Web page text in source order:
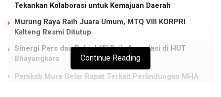
Tekankan Kolaborasi untuk Kemajuan Daerah
Murung Raya Raih Juara Umum, MTQ VIII KORPRI
Kalteng Resmi Ditutup
Sinergi Pers dan Polri, IJTI Raih Apresiasi di HUT
Bhayangkara
Pemkab Mura Gelar Rapat Terkait Perlindungan MHA
Continue Reading